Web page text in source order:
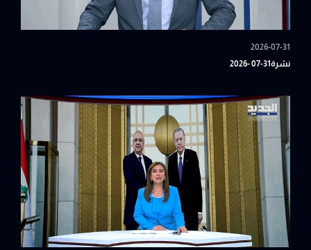
2026-07-31
نشرة31-07 -2026